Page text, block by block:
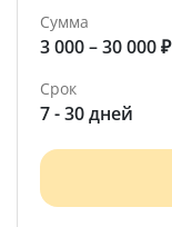
Сумма
3 000 – 30 000 ₽
Срок
7 - 30 дней